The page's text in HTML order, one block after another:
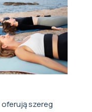
oferują szereg